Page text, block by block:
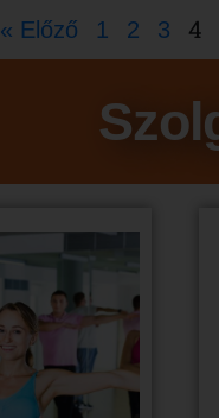
« Előző 1 2 3 4